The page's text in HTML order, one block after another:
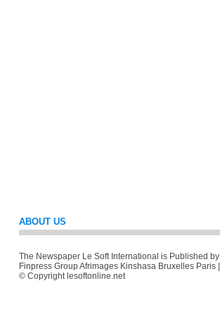
ABOUT US
The Newspaper Le Soft International is Published by
Finpress Group Afrimages Kinshasa Bruxelles Paris |
© Copyright lesoftonline.net